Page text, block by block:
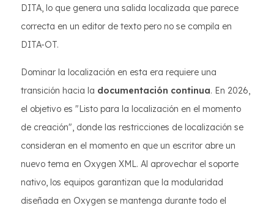
DITA, lo que genera una salida localizada que parece
correcta en un editor de texto pero no se compila en
DITA-OT.
Dominar la localización en esta era requiere una
transición hacia la documentación continua. En 2026,
el objetivo es "Listo para la localización en el momento
de creación", donde las restricciones de localización se
consideran en el momento en que un escritor abre un
nuevo tema en Oxygen XML. Al aprovechar el soporte
nativo, los equipos garantizan que la modularidad
diseñada en Oxygen se mantenga durante todo el